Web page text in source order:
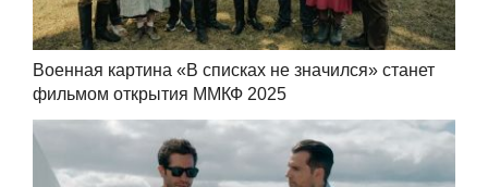
Военная картина «В списках не значился» станет
фильмом открытия ММКФ 2025